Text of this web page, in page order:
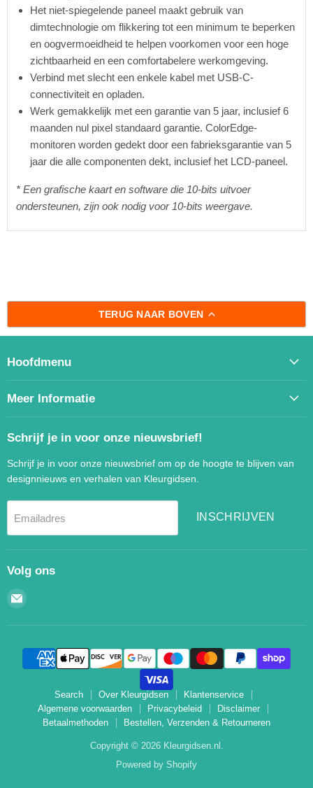
Het niet-spiegelende paneel maakt gebruik van
dimtechnologie om flikkering tot een minimum te beperken
en oogvermoeidheid te helpen voorkomen voor een hoge
zichtbaarheid en een comfortabelere werkomgeving.
Verbind met slecht een enkele kabel met USB-C-
connectiviteit en opladen.
Werk gemakkelijk met een garantie van 5 jaar, inclusief 6
maanden nul pixel standaard garantie. ColorEdge-
monitoren worden gedekt door een fabrieksgarantie van 5
jaar die alle componenten dekt, inclusief het LCD-paneel.
* Een grafische kaart en software die 10-bits uitvoer
ondersteunen, zijn ook nodig voor 10-bits weergave.
TERUG NAAR BOVEN
Hoofdmenu
Meer Informatie
Schrijf je in voor onze nieuwsbrief!
Schrijf je in voor onze nieuwsbrief om op de hoogte te blijven van
designnieuws en verhalen van Kleurgidsen.
Emailadres INSCHRIJVEN
Volg ons
Email
Search Over Kleurgidsen
Klantenservice
Algemene voorwaarden
Privacybeleid
Disclaimer
Betaalmethoden
Bestellen, Verzenden & Retourneren
Copyright © 2026 Kleurgidsen.nl.
Powered by Shopify